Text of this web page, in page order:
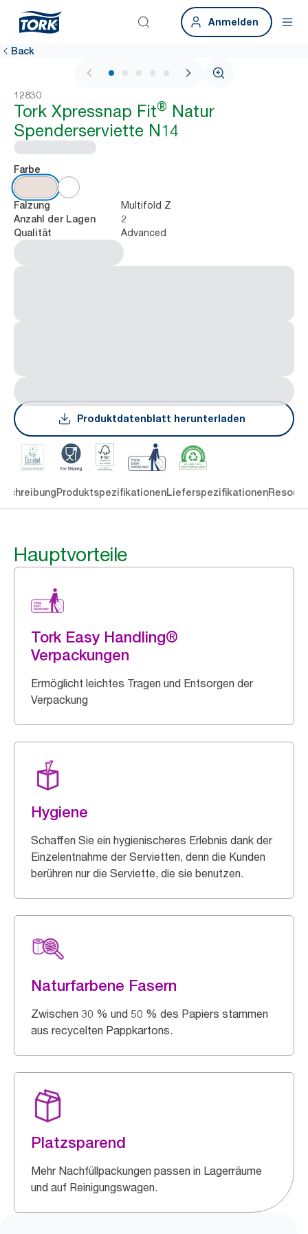
Anmelden
Back
1 / 8
12830
Tork Xpressnap Fit® Natur
Spenderserviette N14
Farbe
Falzung Multifold Z
Anzahl der Lagen 2
Qualität Advanced
Produktdatenblatt herunterladen
ProduktspezifikationenLieferspezifikationen
Hauptvorteile
Tork Easy Handling®
Verpackungen
Ermöglicht leichtes Tragen und Entsorgen der
Verpackung
Hygiene
Schaffen Sie ein hygienischeres Erlebnis dank der
Einzelentnahme der Servietten, denn die Kunden
berühren nur die Serviette, die sie benutzen.
Naturfarbene Fasern
Zwischen 30 % und 50 % des Papiers stammen
aus recycelten Pappkartons.
Platzsparend
Mehr Nachfüllpackungen passen in Lagerräume
und auf Reinigungswagen.